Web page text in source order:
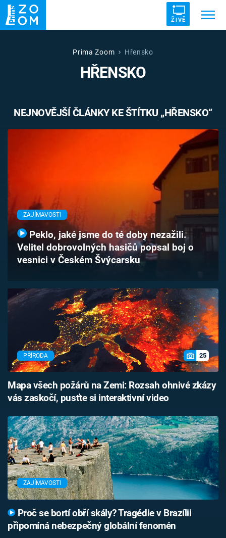
ŽIVĚ
UFO DRUHÁ SVĚTOVÁ VÁLKA
VETŘELCI DÁVNOVĚKU
TV Program
Časopis
Sledujte prima+
Přihlášení
Prima Zoom Hřensko
HŘENSKO
NEJNOVĚJŠÍ ČLÁNKY KE ŠTÍTKU „HŘENSKO“
ZAJÍMAVOSTI
Peklo, jaké jsme do té doby nezažili.
Velitel dobrovolných hasičů popsal boj o
vesnici v Českém Švýcarsku
PŘÍRODA 25
Mapa všech požárů na Zemi: Rozsah ohnivé zkázy
vás zaskočí, pusťte si interaktivní video
ZAJÍMAVOSTI
Proč se bortí obří skály? Tragédie v Brazílii
připomíná nebezpečný globální fenomén